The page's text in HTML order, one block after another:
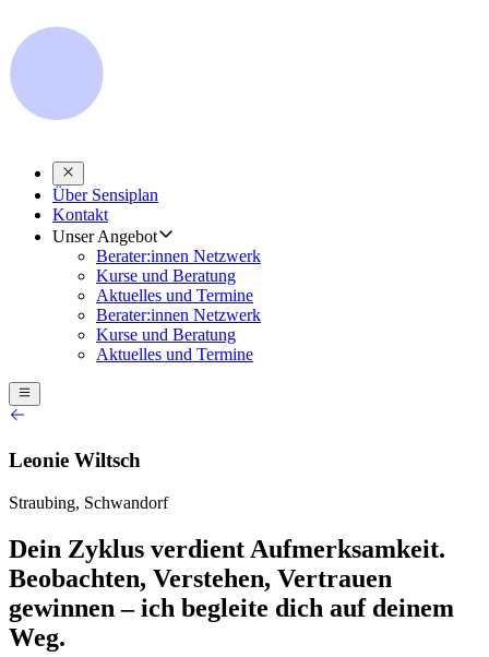
Über Sensiplan
Kontakt
Unser Angebot
Berater:innen Netzwerk
Kurse und Beratung
Aktuelles und Termine
Berater:innen Netzwerk
Kurse und Beratung
Aktuelles und Termine
Leonie Wiltsch
Straubing, Schwandorf
Dein Zyklus verdient Aufmerksamkeit.
Beobachten, Verstehen, Vertrauen
gewinnen – ich begleite dich auf deinem
Weg.